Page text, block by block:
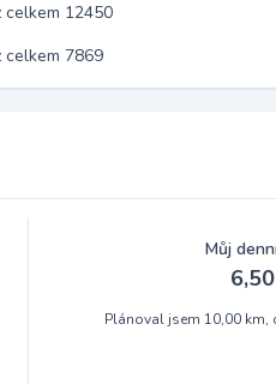
celkem 12450
celkem 7869
Můj
Plánoval jsem 10,00